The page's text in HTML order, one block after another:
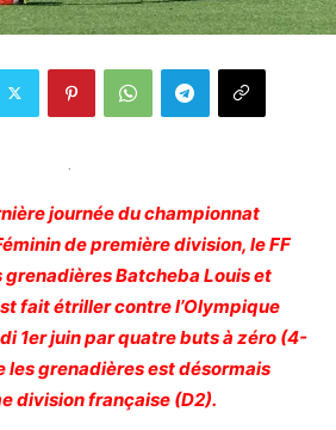
journée du championnat
de première division, le FF
grenadières Batcheba Louis et
fait étriller contre l’Olympique
1er juin par quatre buts à zéro (4-
les grenadières est désormais
division française (D2).